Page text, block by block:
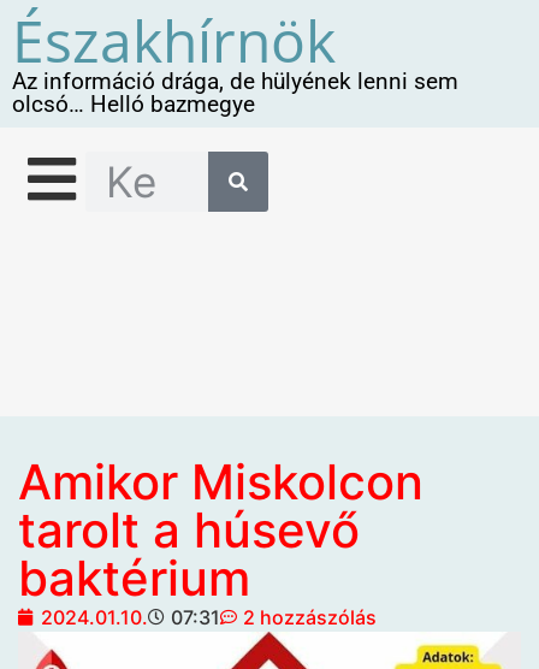
Északhírnök
Az információ drága, de hülyének lenni sem
olcsó… Helló bazmegye
Amikor Miskolcon
tarolt a húsevő
baktérium
2024.01.10. 07:31 2 hozzászólás